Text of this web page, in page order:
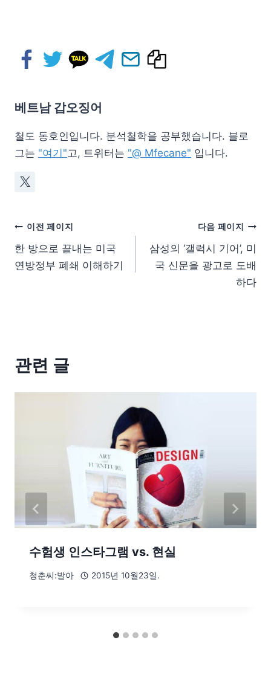
베트남 갑오징어
철도 동호인입니다. 분석철학을 공부했습니다. 블로
그는 "여기"고, 트위터는 "@ Mfecane" 입니다.
이전 페이지
한 방으로 끝내는 미국
연방정부 폐쇄 이해하기
다음 페이지
삼성의 ‘갤럭시 기어’, 미
국 신문을 광고로 도배
하다
관련 글
수험생 인스타그램 vs. 현실
청춘씨:발아 2015년 10월23일.